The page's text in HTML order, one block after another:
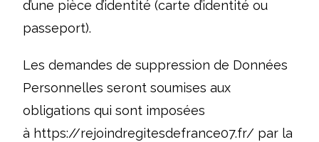
d’une pièce d’identité (carte d’identité ou
passeport).
Les demandes de suppression de Données
Personnelles seront soumises aux
obligations qui sont imposées
à https://rejoindregitesdefrance07.fr/ par la